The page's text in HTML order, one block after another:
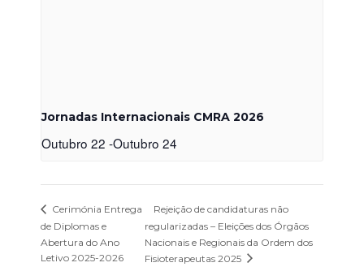
Jornadas Internacionais CMRA 2026
Outubro 22 -Outubro 24
Cerimónia Entrega
de Diplomas e
Abertura do Ano
Letivo 2025-2026
Rejeição de candidaturas não
regularizadas – Eleições dos Órgãos
Nacionais e Regionais da Ordem dos
Fisioterapeutas 2025